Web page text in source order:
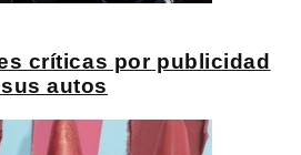
críticas por publicidad
autos